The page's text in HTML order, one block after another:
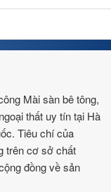
Mài sàn bê tông,
thất uy tín tại Hà
Tiêu chí của
trên cơ sở chất
đồng về sản